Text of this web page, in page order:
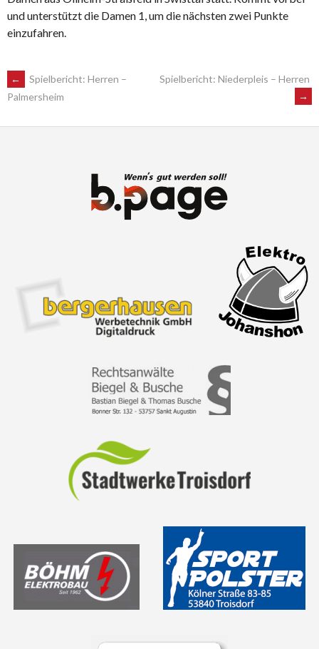
und unterstützt die Damen 1, um die nächsten zwei Punkte
einzufahren.
POST
NAVIGATION
←
Spielbericht: Herren –
Palmersheim
Spielbericht: Niederpleis – Herren
→